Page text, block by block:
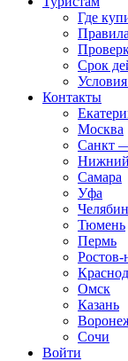
Где
Срок
Контакты
Москва
Санкт
Самара
Уфа
Тюмень
Пермь
Омск
Казань
Сочи
Войти